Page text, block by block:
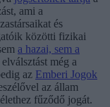
ami a
és
közötti fizikai
a hazai, sem a
még a
az Emberi Jogok
az állam
fűződő jogát.